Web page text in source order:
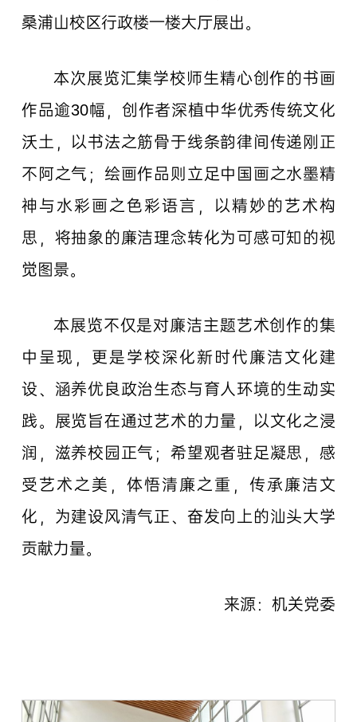
桑浦山校区行政楼一楼大厅展出。
本次展览汇集学校师生精心创作的书画
作品逾30幅，创作者深植中华优秀传统文化
沃土，以书法之筋骨于线条韵律间传递刚正
不阿之气；绘画作品则立足中国画之水墨精
神与水彩画之色彩语言，以精妙的艺术构
思，将抽象的廉洁理念转化为可感可知的视
觉图景。
本展览不仅是对廉洁主题艺术创作的集
中呈现，更是学校深化新时代廉洁文化建
设、涵养优良政治生态与育人环境的生动实
践。展览旨在通过艺术的力量，以文化之浸
润，滋养校园正气；希望观者驻足凝思，感
受艺术之美，体悟清廉之重，传承廉洁文
化，为建设风清气正、奋发向上的汕头大学
贡献力量。
来源：机关党委